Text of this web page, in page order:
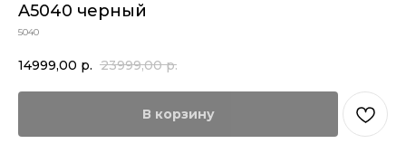
A5040 черный
5040
14999,00 р. 23999,00 р.
В корзину